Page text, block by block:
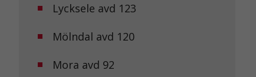
Lycksele avd 123
Mölndal avd 120
Mora avd 92